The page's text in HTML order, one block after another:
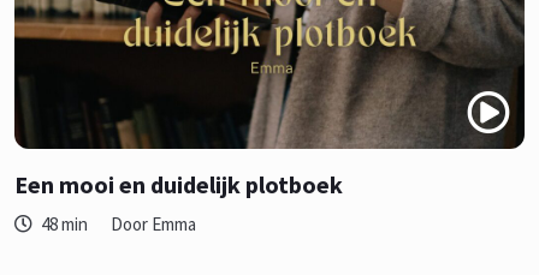
Een mooi en duidelijk plotboek
48 min Door Emma